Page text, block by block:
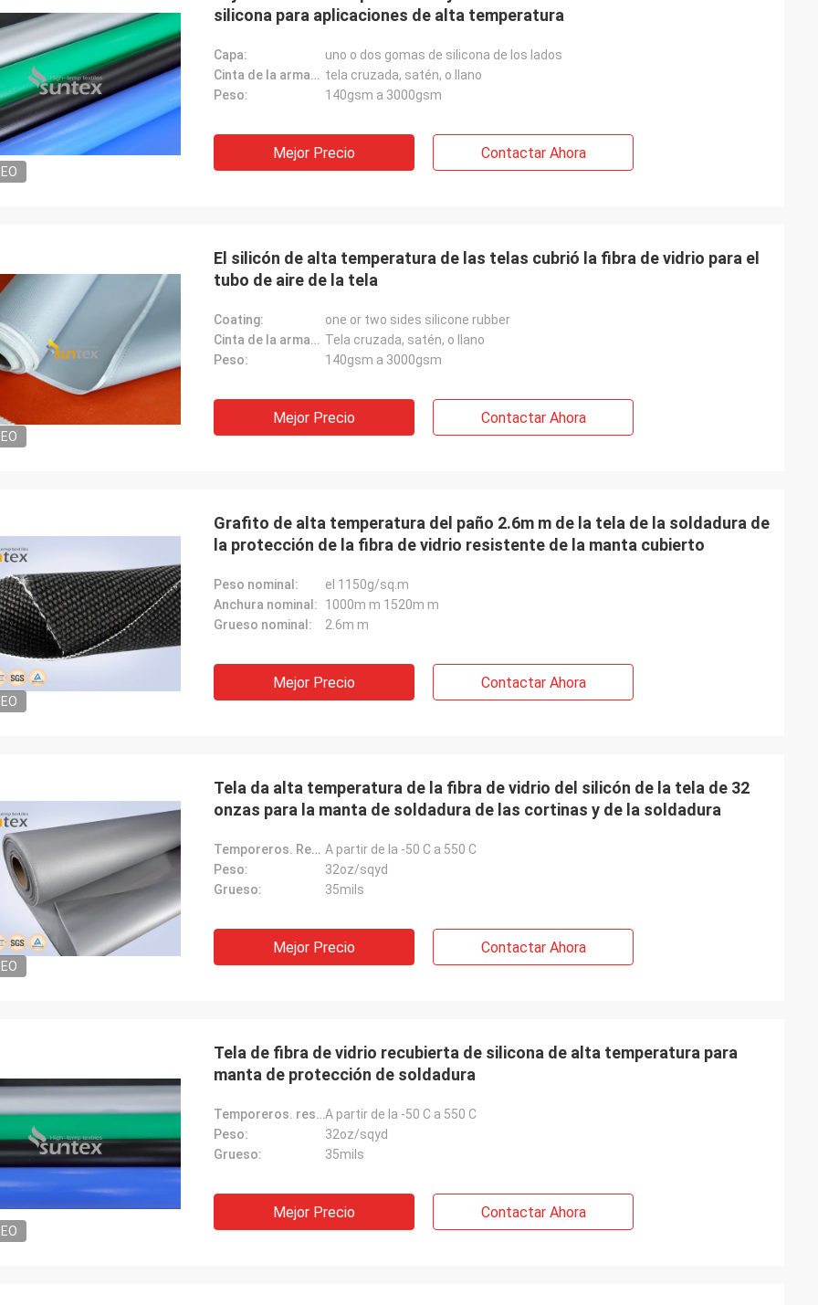
Jacky Huang
Son un socio de la confianza verdad.
Entregan mercancías rápidamente con
silicona para aplicaciones de alta temperatura
Capa:
uno o dos gomas de silicona de los lados
Cinta de la armadura: tela cruzada, satén, o llano
Peso:
140gsm a 3000gsm
Mejor Precio Contactar Ahora
El silicón de alta temperatura de las telas cubrió la fibra de vidrio para el
tubo de aire de la tela
Coating:
one or two sides silicone rubber
Cinta de la armadura: Tela cruzada, satén, o llano
Peso:
140gsm a 3000gsm
Mejor Precio Contactar Ahora
Grafito de alta temperatura del paño 2.6m m de la tela de la soldadura de
la protección de la fibra de vidrio resistente de la manta cubierto
Peso nominal:
el 1150g/sq.m
Anchura nominal:
1000m m 1520m m
Grueso nominal:
2.6m m
Mejor Precio Contactar Ahora
Tela da alta temperatura de la fibra de vidrio del silicón de la tela de 32
onzas para la manta de soldadura de las cortinas y de la soldadura
Temporeros. Resistencia: A partir de la -50 C a 550 C
Peso:
32oz/sqyd
Grueso:
35mils
Mejor Precio Contactar Ahora
Tela de fibra de vidrio recubierta de silicona de alta temperatura para
manta de protección de soldadura
Temporeros. resistencia:A partir de la -50 C a 550 C
Peso:
32oz/sqyd
Grueso:
35mils
Mejor Precio Contactar Ahora